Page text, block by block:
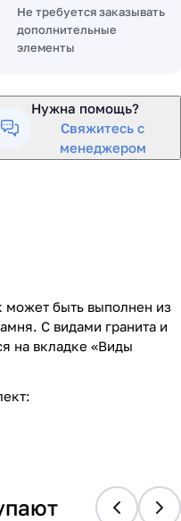
Не требуется заказывать
дополнительные
элементы
Нужна помощь?
Свяжитесь с
менеджером
может быть выполнен из
С видами гранита и
на вкладке «Виды